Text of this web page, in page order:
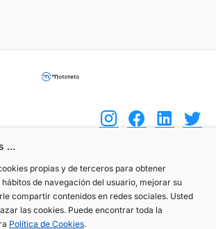
...
propias y de terceros para obtener
de navegación del usuario, mejorar su
compartir contenidos en redes sociales. Usted
las cookies. Puede encontrar toda la
Política de Cookies.
(+34) 744 408 070
info@motoreto.com